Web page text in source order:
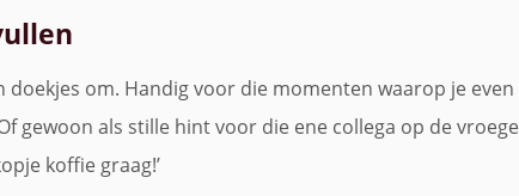
doekjes om. Handig voor die momenten waarop je even
gewoon als stille hint voor die ene collega op de vroege
koffie graag!’